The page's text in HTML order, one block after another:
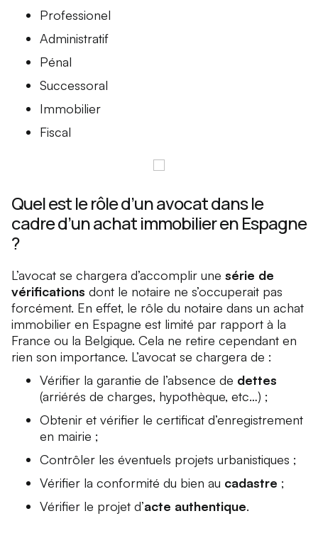
Professionel
Administratif
Pénal
Successoral
Immobilier
Fiscal
Quel est le rôle d’un avocat dans le
cadre d’un achat immobilier en Espagne
?
L’avocat se chargera d’accomplir une série de
vérifications dont le notaire ne s’occuperait pas
forcément. En effet, le rôle du notaire dans un achat
immobilier en Espagne est limité par rapport à la
France ou la Belgique. Cela ne retire cependant en
rien son importance. L’avocat se chargera de :
Vérifier la garantie de l’absence de dettes
(arriérés de charges, hypothèque, etc…) ;
Obtenir et vérifier le certificat d’enregistrement
en mairie ;
Contrôler les éventuels projets urbanistiques ;
Vérifier la conformité du bien au cadastre ;
Vérifier le projet d’acte authentique.